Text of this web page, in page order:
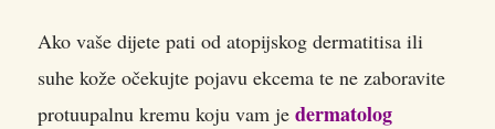
Ako vaše dijete pati od atopijskog dermatitisa ili
suhe kože očekujte pojavu ekcema te ne zaboravite
protuupalnu kremu koju vam je dermatolog